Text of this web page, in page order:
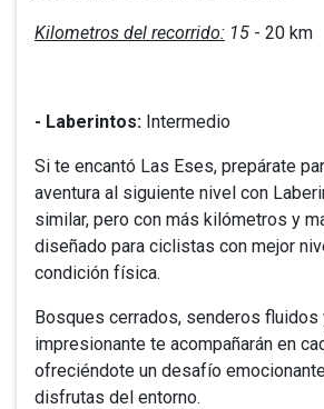
Kilometros del recorrido: 15 - 20 km
- Laberintos: Intermedio
Si te encantó Las Eses, prepárate
aventura al siguiente nivel con
similar, pero con más kilómetros y
diseñado para ciclistas con mejor
condición física.
Bosques cerrados, senderos fluidos
impresionante te acompañarán en
ofreciéndote un desafío
disfrutas del entorno.